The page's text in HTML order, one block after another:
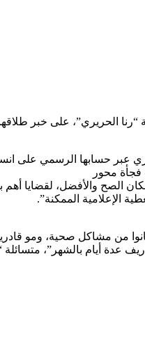
“رنا الحريري”، على خبر
حسابها الرسمي على
محور
الصح والأفضل، لقضايا أهم
الإعلامية الممكنة”.
من مشاكل صحية، ومو
عدة أيام بالشهر”،